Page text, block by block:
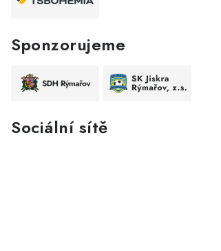
Sponzorujeme
Sociální sítě